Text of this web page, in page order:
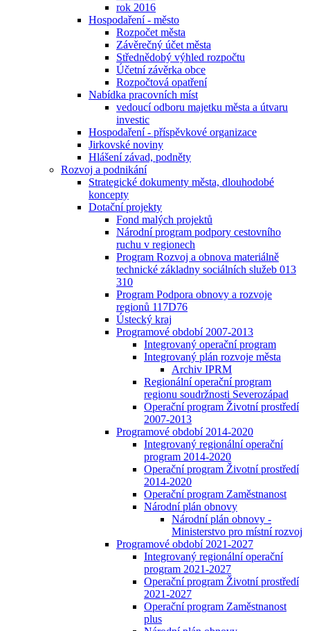
rok 2016
Hospodaření - město
Rozpočet města
Závěrečný účet města
Střednědobý výhled rozpočtu
Účetní závěrka obce
Rozpočtová opatření
Nabídka pracovních míst
vedoucí odboru majetku města a útvaru
investic
Hospodaření - příspěvkové organizace
Jirkovské noviny
Hlášení závad, podněty
Rozvoj a podnikání
Strategické dokumenty města, dlouhodobé
koncepty
Dotační projekty
Fond malých projektů
Národní program podpory cestovního
ruchu v regionech
Program Rozvoj a obnova materiálně
technické základny sociálních služeb 013
310
Program Podpora obnovy a rozvoje
regionů 117D76
Ústecký kraj
Programové období 2007-2013
Integrovaný operační program
Integrovaný plán rozvoje města
Archiv IPRM
Regionální operační program
regionu soudržnosti Severozápad
Operační program Životní prostředí
2007-2013
Programové období 2014-2020
Integrovaný regionální operační
program 2014-2020
Operační program Životní prostředí
2014-2020
Operační program Zaměstnanost
Národní plán obnovy
Národní plán obnovy -
Ministerstvo pro místní rozvoj
Programové období 2021-2027
Integrovaný regionální operační
program 2021-2027
Operační program Životní prostředí
2021-2027
Operační program Zaměstnanost
plus